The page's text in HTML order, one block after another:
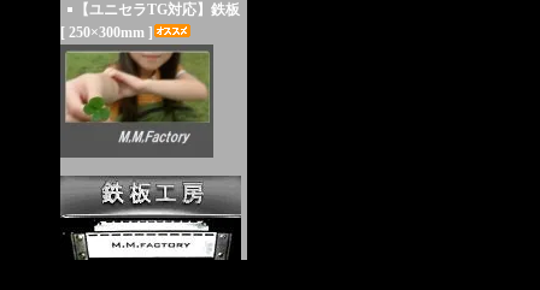
【ユニセラTG対応】鉄板
[ 250×300mm ]